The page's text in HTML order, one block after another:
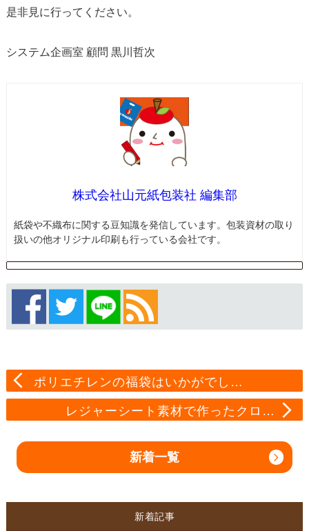
是非見に行ってください。
システム企画室 顧問 黒川哲次
株式会社山元紙包装社 編集部
紙袋や不織布に関する豆知識を発信しています。包装資材の取り
扱いの他オリジナル印刷も行っている会社です。
ポリエチレンの福袋はいかがでし…
レジャーシート素材で作ったクロ…
新着一覧
新着記事